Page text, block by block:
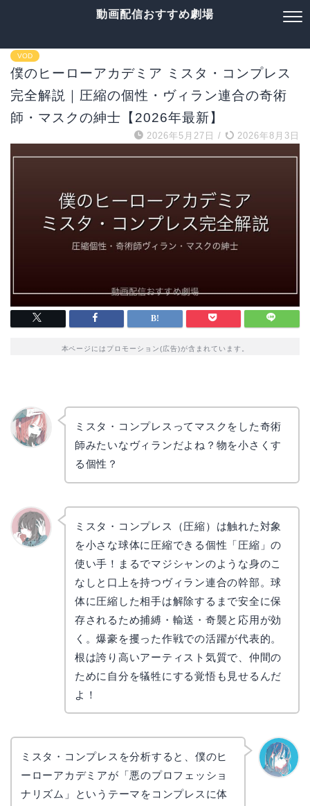
動画配信おすすめ劇場
VOD
僕のヒーローアカデミア ミスタ・コンプレス
完全解説｜圧縮の個性・ヴィラン連合の奇術
師・マスクの紳士【2026年最新】
2026年5月27日 / 2026年8月3日
本ページにはプロモーション(広告)が含まれています。
ミスタ・コンプレスってマスクをした奇術
師みたいなヴィランだよね？物を小さくす
る個性？
ミスタ・コンプレス（圧縮）は触れた対象
を小さな球体に圧縮できる個性「圧縮」の
使い手！まるでマジシャンのような身のこ
なしと口上を持つヴィラン連合の幹部。球
体に圧縮した相手は解除するまで安全に保
存されるため捕縛・輸送・奇襲と応用が効
く。爆豪を攫った作戦での活躍が代表的。
根は誇り高いアーティスト気質で、仲間の
ために自分を犠牲にする覚悟も見せるんだ
よ！
ミスタ・コンプレスを分析すると、僕のヒ
ーローアカデミアが「悪のプロフェッショ
ナリズム」というテーマをコンプレスに体